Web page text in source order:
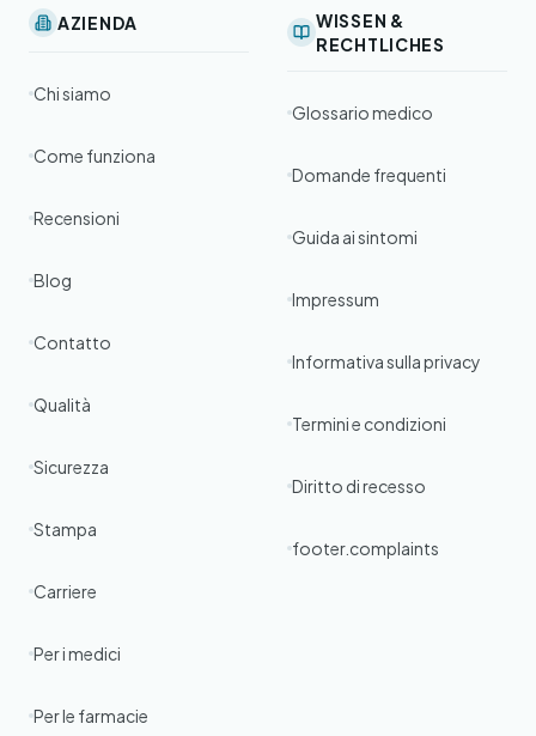
AZIENDA
Chi siamo
Come funziona
Recensioni
Blog
Contatto
Qualità
Sicurezza
Stampa
Carriere
Per i medici
Per le farmacie
WISSEN &
RECHTLICHES
Glossario medico
Domande frequenti
Guida ai sintomi
Impressum
Informativa sulla privacy
Termini e condizioni
Diritto di recesso
footer.complaints